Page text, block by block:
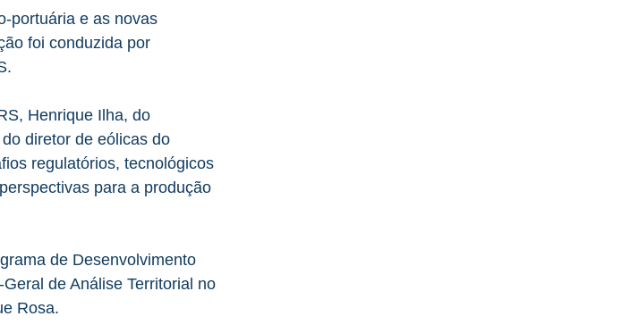
portuária e as novas
foi conduzida por
Henrique Ilha, do
diretor de eólicas do
regulatórios, tecnológicos
para a produção
de Desenvolvimento
de Análise Territorial no
Rosa.